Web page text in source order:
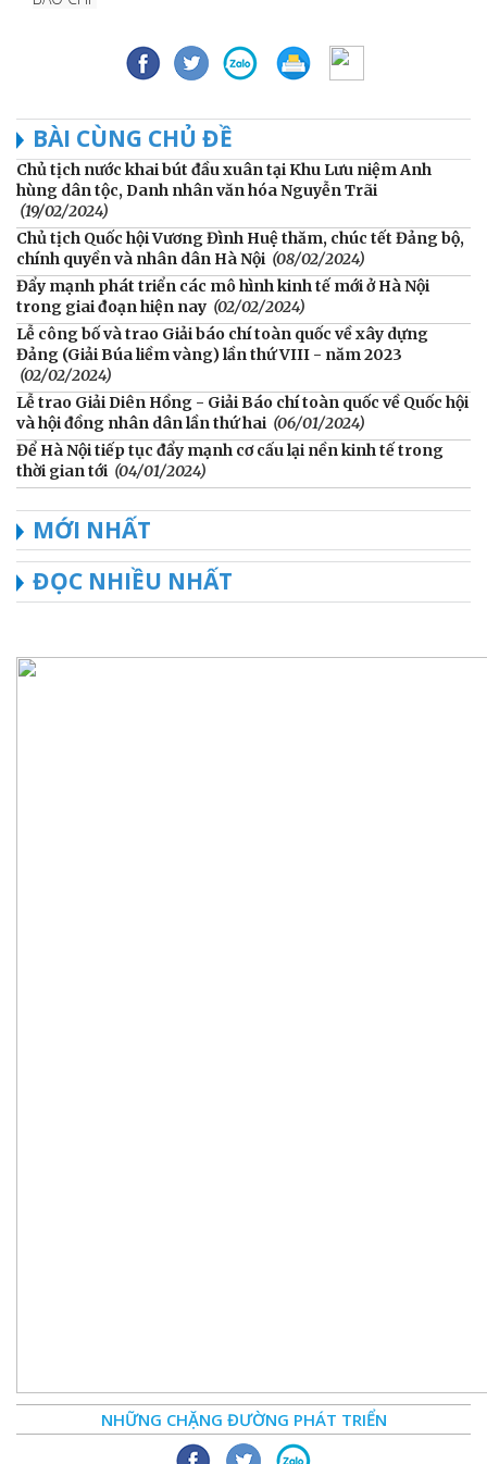
BÀI CÙNG CHỦ ĐỀ
Chủ tịch nước khai bút đầu xuân tại Khu Lưu niệm Anh
hùng dân tộc, Danh nhân văn hóa Nguyễn Trãi
(19/02/2024)
Chủ tịch Quốc hội Vương Đình Huệ thăm, chúc tết Đảng bộ,
chính quyền và nhân dân Hà Nội (08/02/2024)
Đẩy mạnh phát triển các mô hình kinh tế mới ở Hà Nội
trong giai đoạn hiện nay (02/02/2024)
Lễ công bố và trao Giải báo chí toàn quốc về xây dựng
Đảng (Giải Búa liềm vàng) lần thứ VIII - năm 2023
(02/02/2024)
Lễ trao Giải Diên Hồng - Giải Báo chí toàn quốc về Quốc hội
và hội đồng nhân dân lần thứ hai (06/01/2024)
Để Hà Nội tiếp tục đẩy mạnh cơ cấu lại nền kinh tế trong
thời gian tới (04/01/2024)
MỚI NHẤT
ĐỌC NHIỀU NHẤT
NHỮNG CHẶNG ĐƯỜNG PHÁT TRIỂN